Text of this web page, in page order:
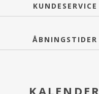
KUNDESERVICE
ÅBNINGSTIDER
KALENDER